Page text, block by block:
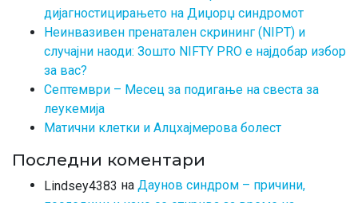
дијагностицирањето на Диџорџ синдромот
Неинвазивен пренатален скрининг (NIPT) и
случајни наоди: Зошто NIFTY PRO е најдобар избор
за вас?
Септември – Месец за подигање на свеста за
леукемија
Матични клетки и Алцхајмерова болест
Последни коментари
Lindsey4383 на Даунов синдром – причини,